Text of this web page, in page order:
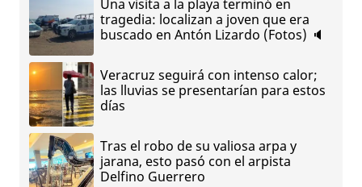
Una visita a la playa terminó en
tragedia: localizan a joven que era
buscado en Antón Lizardo (Fotos) 🔈
Veracruz seguirá con intenso calor;
las lluvias se presentarían para estos
días
Tras el robo de su valiosa arpa y
jarana, esto pasó con el arpista
Delfino Guerrero